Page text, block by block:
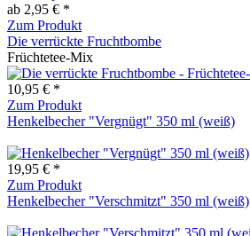
ab 2,95 € *
Zum Produkt
Die verrückte Fruchtbombe
Früchtetee-Mix
10,95 € *
Zum Produkt
Henkelbecher "Vergnügt" 350 ml (weiß)
19,95 € *
Zum Produkt
Henkelbecher "Verschmitzt" 350 ml (weiß)